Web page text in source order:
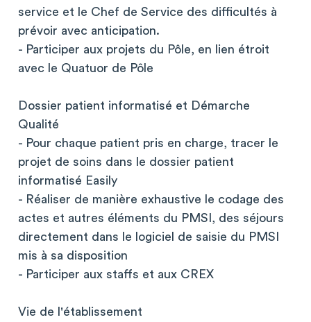
service et le Chef de Service des difficultés à
prévoir avec anticipation.
- Participer aux projets du Pôle, en lien étroit
avec le Quatuor de Pôle
Dossier patient informatisé et Démarche
Qualité
- Pour chaque patient pris en charge, tracer le
projet de soins dans le dossier patient
informatisé Easily
- Réaliser de manière exhaustive le codage des
actes et autres éléments du PMSI, des séjours
directement dans le logiciel de saisie du PMSI
mis à sa disposition
- Participer aux staffs et aux CREX
Vie de l'établissement